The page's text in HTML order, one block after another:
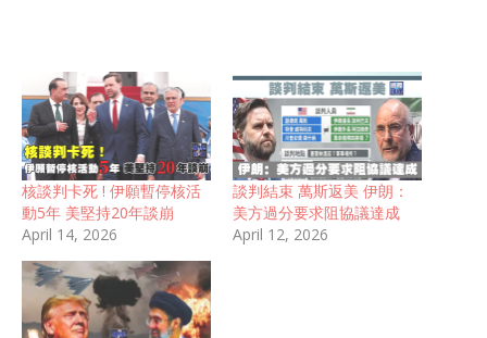
核談判卡死 ! 伊願暫停核活
動5年 美堅持20年談崩
April 14, 2026
談判結束 萬斯返美 伊朗：
美方過分要求阻協議達成
April 12, 2026